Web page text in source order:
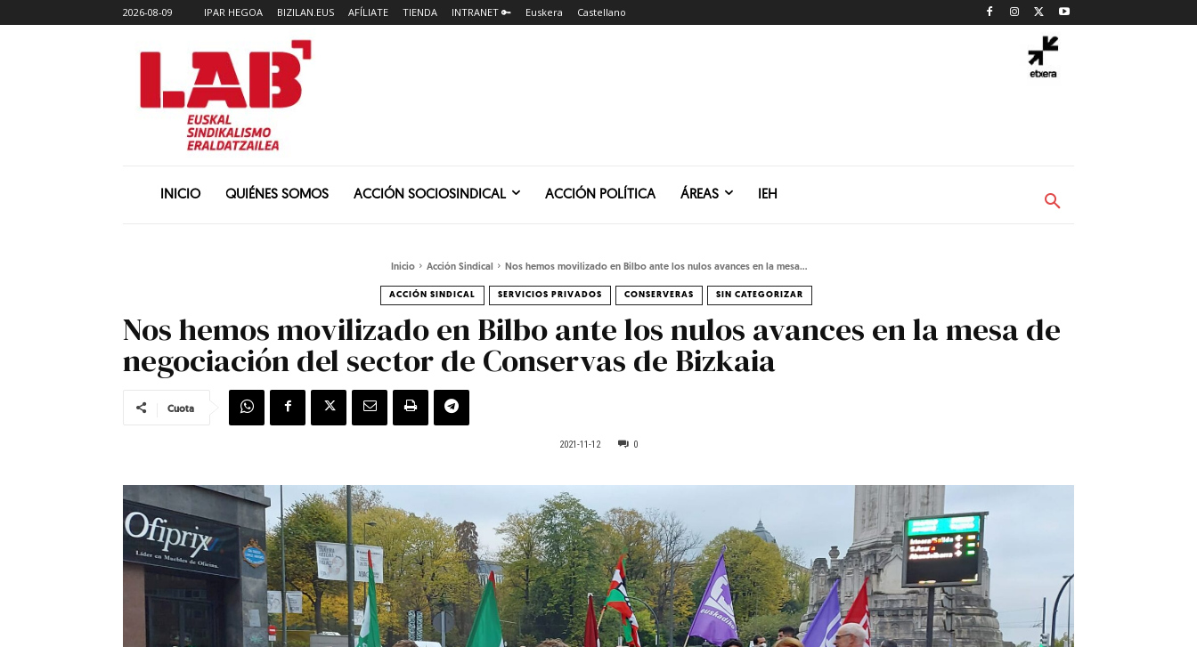
2026-08-09 IPAR HEGOA BIZILAN.EUS AFÍLIATE TIENDA INTRANET 🔑 Euskera Castellano
INICIO QUIÉNES SOMOS ACCIÓN SOCIOSINDICAL ACCIÓN POLÍTICA ÁREAS IEH
Inicio Acción Sindical Nos hemos movilizado en Bilbo ante los nulos avances en la mesa...
ACCIÓN SINDICAL SERVICIOS PRIVADOS CONSERVERAS SIN CATEGORIZAR
Nos hemos movilizado en Bilbo ante los nulos avances en la mesa de
negociación del sector de Conservas de Bizkaia
Cuota
2021-11-12 0